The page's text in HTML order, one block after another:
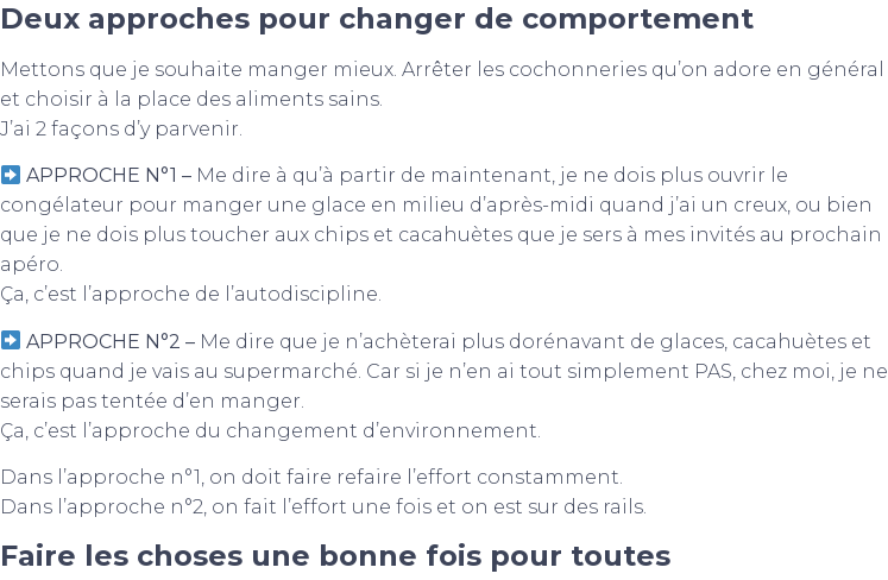
Deux approches pour changer de comportement
Mettons que je souhaite manger mieux. Arrêter les cochonneries qu’on adore en général
et choisir à la place des aliments sains.
J’ai 2 façons d’y parvenir.
APPROCHE N°1 – Me dire à qu’à partir de maintenant, je ne dois plus ouvrir le
congélateur pour manger une glace en milieu d’après-midi quand j’ai un creux, ou bien
que je ne dois plus toucher aux chips et cacahuètes que je sers à mes invités au prochain
apéro.
Ça, c’est l’approche de l’autodiscipline.
APPROCHE N°2 – Me dire que je n’achèterai plus dorénavant de glaces, cacahuètes et
chips quand je vais au supermarché. Car si je n’en ai tout simplement PAS, chez moi, je ne
serais pas tentée d’en manger.
Ça, c’est l’approche du changement d’environnement.
Dans l’approche n°1, on doit faire refaire l’effort constamment.
Dans l’approche n°2, on fait l’effort une fois et on est sur des rails.
Faire les choses une bonne fois pour toutes